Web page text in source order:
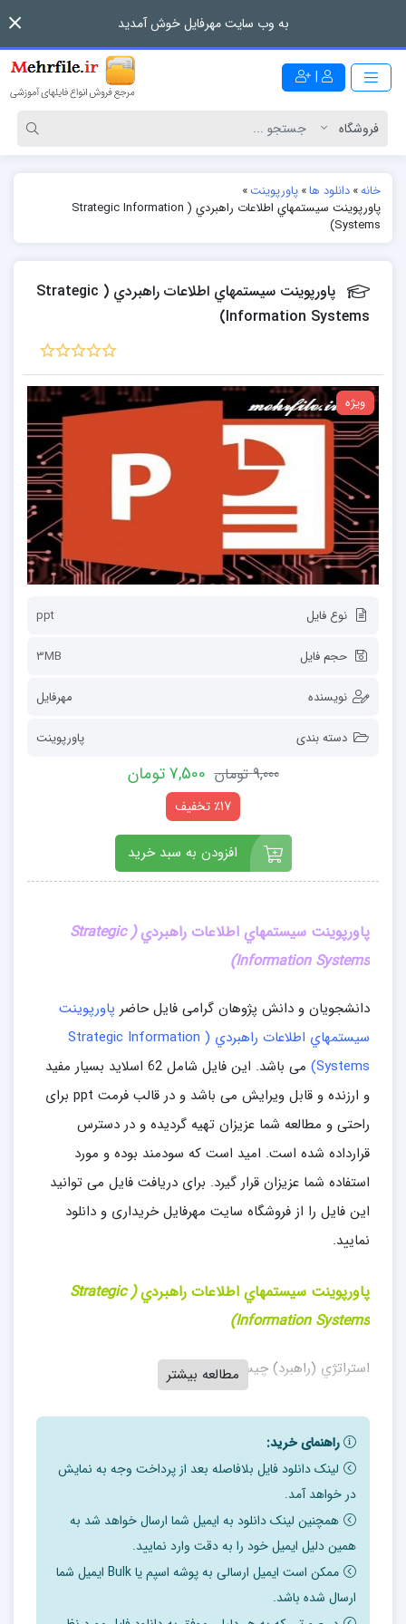
به وب سایت مهرفایل خوش آمدید
|
خانه»دانلود ها»پاورپوینت»
پاورپوینت سيستمهاي اطلاعات راهبردي ( Strategic Information
Systems)
پاورپوینت سيستمهاي اطلاعات راهبردي ( Strategic
Information Systems)
ویژه
نوع فایل ppt
حجم فایل 3MB
نویسنده مهرفایل
دسته بندی پاورپوینت
9,000 تومان 7,500 تومان
٪17 تخفیف
افزودن به سبد خرید
پاورپوینت سيستمهاي اطلاعات راهبردي(
Strategic
Information Systems
)
دانشجویان و دانش پژوهان گرامی فایل حاضر پاورپوینت
سيستمهاي اطلاعات راهبردي ( Strategic Information
Systems)
می باشد. این فایل شامل 62 اسلاید بسیار مفید
و ارزنده و قابل ویرایش می باشد و در قالب فرمت ppt برای
راحتی و مطالعه شما عزیزان تهیه گردیده و در دسترس
قرارداده شده است. امید است که سودمند بوده و مورد
استفاده شما عزیزان قرار گیرد. برای دریافت فایل می توانید
این فایل را از فروشگاه سایت مهرفایل خریداری و دانلود
نمایید.
پاورپوینت سيستمهاي اطلاعات راهبردي(
Strategic
Information Systems
)
استراتژي (راهبرد) چيست؟
1984 سيستم هاي اطلاعات استراتژيک را اينگونه تعريف مي
نمايد: “استفاده خلاق از سيستم هاي اطلاعاتي در راستاي
پشتيباني از استراتژيهاي رقابتي شرکت با هدف رسيدن به
رقباي تجاري و يا کسب برتري در مقابل آنها.” بطور کلي مي
توان گفت هر سيستم اطلاعاتي که بتواند موقعيت رقابتي
سازمان را پشتيباني کند يا به هر ترتيبي براي سازمان مزيت
رقابتي ايجاد نمايد مي تواند يک سيستم اطلاعات استراتژيک
مطالعه بیشتر
راهنمای خرید:
لینک دانلود فایل بلافاصله بعد از پرداخت وجه به نمایش
در خواهد آمد.
همچنین لینک دانلود به ایمیل شما ارسال خواهد شد به
همین دلیل ایمیل خود را به دقت وارد نمایید.
ممکن است ایمیل ارسالی به پوشه اسپم یا Bulk ایمیل شما
ارسال شده باشد.